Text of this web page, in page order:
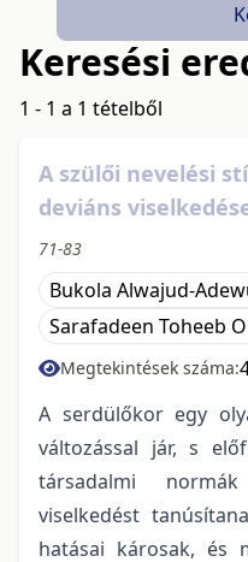
Keresési
1 - 1 a 1 tételből
A szülői nevelési
deviáns
71-83
Bukola Alwajud-
Sarafadeen Toheeb
Megtekintések száma:
A serdülőkor egy
változással jár, s
társadalmi
viselkedést
hatásai károsak, és